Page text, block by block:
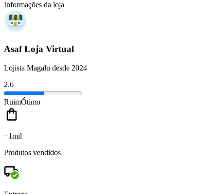
Informações da loja
Asaf Loja Virtual
Lojista Magalu desde 2024
2.6
RuimÓtimo
+1mil
Produtos vendidos